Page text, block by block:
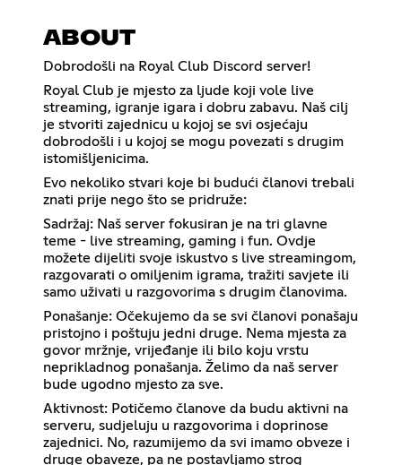
ABOUT
Dobrodošli na Royal Club Discord server!
Royal Club je mjesto za ljude koji vole live
streaming, igranje igara i dobru zabavu. Naš cilj
je stvoriti zajednicu u kojoj se svi osjećaju
dobrodošli i u kojoj se mogu povezati s drugim
istomišljenicima.
Evo nekoliko stvari koje bi budući članovi trebali
znati prije nego što se pridruže:
Sadržaj: Naš server fokusiran je na tri glavne
teme - live streaming, gaming i fun. Ovdje
možete dijeliti svoje iskustvo s live streamingom,
razgovarati o omiljenim igrama, tražiti savjete ili
samo uživati u razgovorima s drugim članovima.
Ponašanje: Očekujemo da se svi članovi ponašaju
pristojno i poštuju jedni druge. Nema mjesta za
govor mržnje, vrijeđanje ili bilo koju vrstu
neprikladnog ponašanja. Želimo da naš server
bude ugodno mjesto za sve.
Aktivnost: Potičemo članove da budu aktivni na
serveru, sudjeluju u razgovorima i doprinose
zajednici. No, razumijemo da svi imamo obveze i
druge obaveze, pa ne postavljamo strog